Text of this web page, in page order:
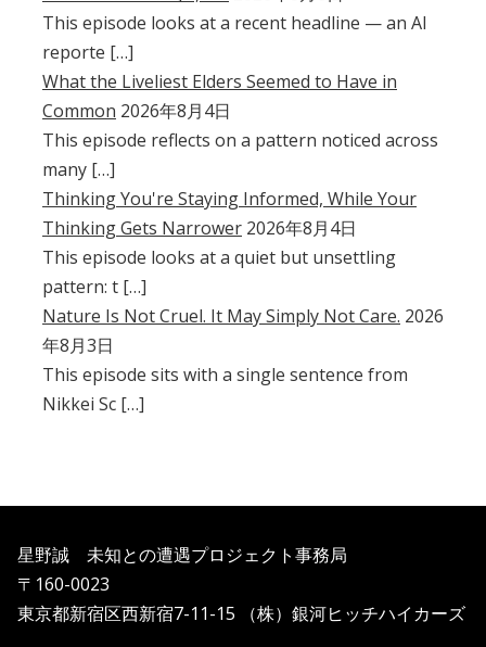
This episode looks at a recent headline — an AI
reporte […]
What the Liveliest Elders Seemed to Have in
Common 2026年8月4日
This episode reflects on a pattern noticed across
many […]
Thinking You're Staying Informed, While Your
Thinking Gets Narrower 2026年8月4日
This episode looks at a quiet but unsettling
pattern: t […]
Nature Is Not Cruel. It May Simply Not Care. 2026
年8月3日
This episode sits with a single sentence from
Nikkei Sc […]
星野誠 未知との遭遇プロジェクト事務局
〒160-0023
東京都新宿区西新宿7-11-15 （株）銀河ヒッチハイカーズ